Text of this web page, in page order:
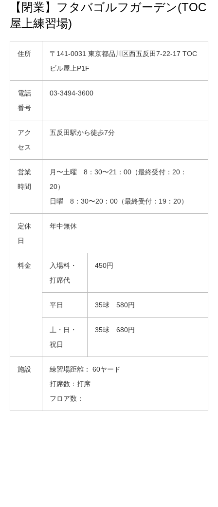
【閉業】フタバゴルフガーデン(TOC
屋上練習場)
住所
〒141-0031 東京都品川区西五反田7-22-17 TOC
ビル屋上P1F
電話
番号
03-3494-3600
アク
セス
五反田駅から徒歩7分
営業
時間
月〜土曜 8：30〜21：00（最終受付：20：
20）
日曜 8：30〜20：00（最終受付：19：20）
定休
日
年中無休
料金
入場料・
打席代
450円
平日 35球 580円
土・日・
祝日
35球 680円
施設
練習場距離： 60ヤード
打席数：打席
フロア数：